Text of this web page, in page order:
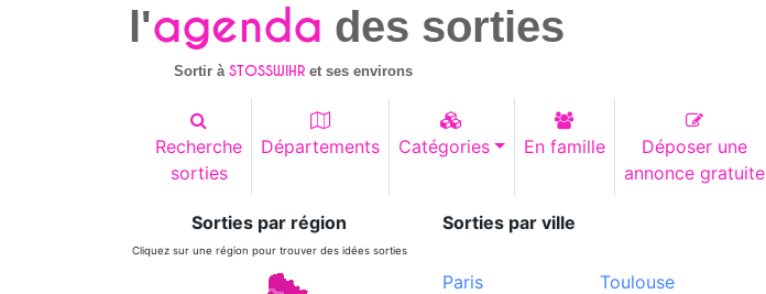
l'agenda des sorties
Sortir àSTOSSWIHR et ses environs
Recherche
sorties
Départements Catégories En famille
Déposer une
annonce gratuite
Sorties par région
Cliquez sur une région pour trouver des idées sorties
Sorties par ville
Paris
Toulouse